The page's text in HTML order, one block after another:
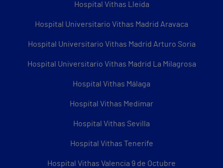
Hospital Vithas Lleida
Hospital Universitario Vithas Madrid Aravaca
Hospital Universitario Vithas Madrid Arturo Soria
Hospital Universitario Vithas Madrid La Milagrosa
Hospital Vithas Málaga
Hospital Vithas Medimar
Hospital Vithas Sevilla
Hospital Vithas Tenerife
Hospital Vithas Valencia 9 de Octubre